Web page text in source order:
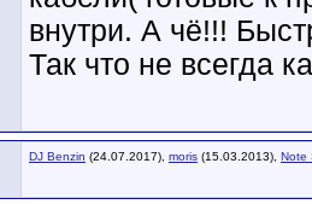
внутри. А чё!!!
Так что не всегда
DJ Benzin (24.07.2017), moris (15.03.2013), Note